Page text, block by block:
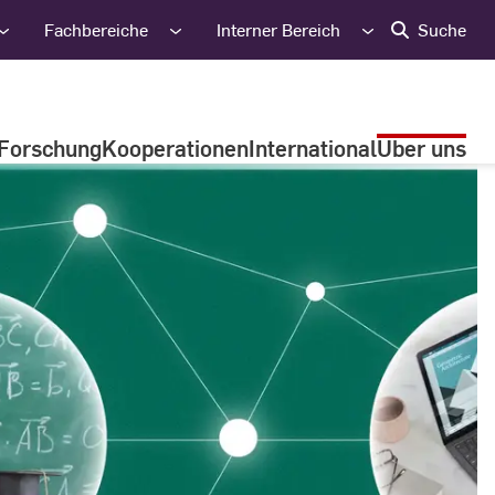
Fachbereiche Interner Bereich Suche
KooperationenInternationalÜber uns